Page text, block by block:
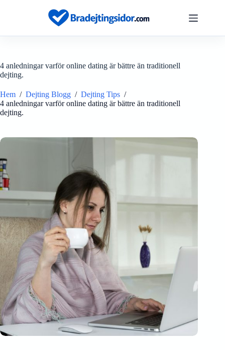
4 anledningar varför online dating är bättre än traditionell
dejting.
Hem / Dejting Blogg / Dejting Tips /
4 anledningar varför online dating är bättre än traditionell
dejting.